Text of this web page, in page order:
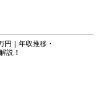
円｜年収推移・
説！